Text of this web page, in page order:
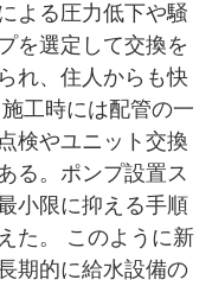
よる圧力低下や騒
を選定して交換を
れ、住人からも快
工時には配管の一
検やユニット交換
る。ポンプ設置ス
小限に抑える手順
た。 このように新
期的に給水設備の